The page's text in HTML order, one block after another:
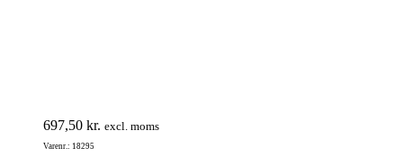
697,50 kr. excl. moms
Varenr.: 18295